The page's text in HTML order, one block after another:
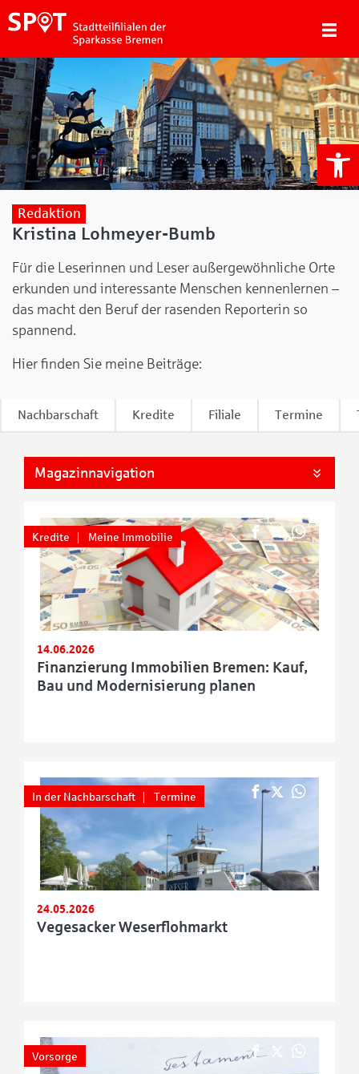
Redaktion
Kristina Lohmeyer-Bumb
Für die Leserinnen und Leser außergewöhnliche Orte
erkunden und interessante Menschen kennenlernen –
das macht den Beruf der rasenden Reporterin so
spannend.
Hier finden Sie meine Beiträge:
Nachbarschaft Kredite Filiale Termine
Magazinnavigation
Kredite Meine Immobilie
14.06.2026
Finanzierung Immobilien Bremen: Kauf,
Bau und Modernisierung planen
In der Nachbarschaft Termine
24.05.2026
Vegesacker Weserflohmarkt
Vorsorge